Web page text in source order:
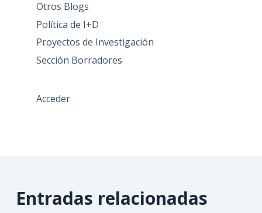
Otros Blogs
Política de I+D
Proyectos de Investigación
Sección Borradores
Acceder
Entradas relacionadas